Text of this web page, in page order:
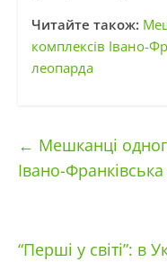
Читайте також:
комплексів Івано-
леопарда
← Мешканці
Івано-
“Перші у світі”: в